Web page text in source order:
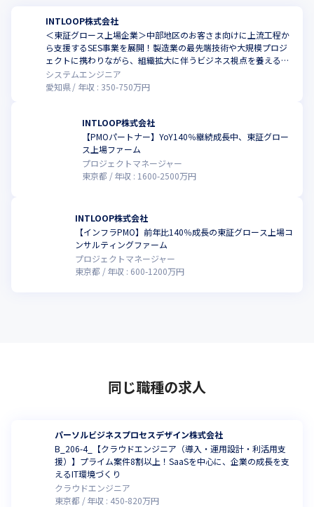
INTLOOP株式会社
＜東証グロース上場企業＞中部地区のお客さま向けに上流工程か
ら支援するSES事業を展開！製造業の最先端技術や大規模プロジ
ェクトに携わりながら、組織拡大に伴うビジネス視点を養える環
境です
システムエンジニア
愛知県
年収 : 350-750万円
INTLOOP株式会社
【PMOパートナー】YoY140％継続成長中、東証グロー
ス上場ファーム
プロジェクトマネージャー
東京都
年収 : 1600-2500万円
INTLOOP株式会社
【インフラPMO】前年比140％成長の東証グロース上場コ
ンサルティングファーム
プロジェクトマネージャー
東京都
年収 : 600-1200万円
同じ職種の求人
パーソルビジネスプロセスデザイン株式会社
B_206-4_【クラウドエンジニア（導入・運用設計・利活用支
援）】プライム案件8割以上！SaaSを中心に、企業の成長を支
えるIT環境づくり
クラウドエンジニア
東京都
年収 : 450-820万円